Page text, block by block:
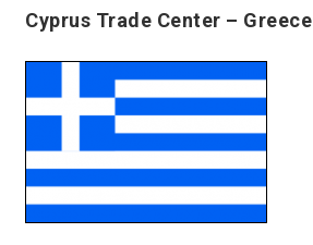
Cyprus Trade Center – Greece